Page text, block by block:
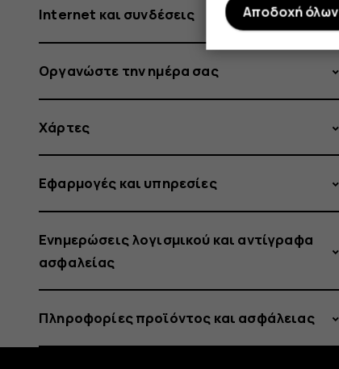
Internet και συνδέσεις
Οργανώστε την ημέρα σας
Χάρτες
Εφαρμογές και υπηρεσίες
Ενημερώσεις λογισμικού και αντίγραφα
ασφαλείας
Πληροφορίες προϊόντος και ασφάλειας
Αποδοχή όλων